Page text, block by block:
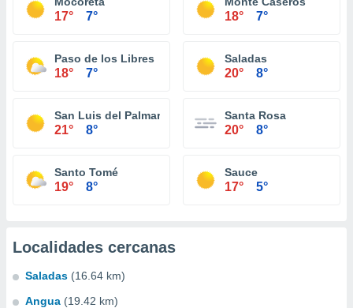
17° 7° 18° 7°
Paso de los Libres
18° 7°
Saladas
20° 8°
San Luis del Palmar
21° 8°
Santa Rosa
20° 8°
Santo Tomé
19° 8°
Sauce
17° 5°
Localidades cercanas
Saladas (16.64 km)
Angua (19.42 km)